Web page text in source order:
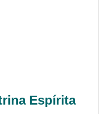
Espírita